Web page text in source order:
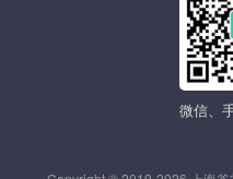
微信、